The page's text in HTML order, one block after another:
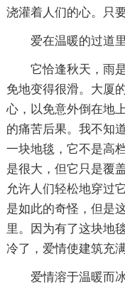
浇灌着人们的心。只
爱在温暖的过道里
它恰逢秋天，雨
免地变得很滑。大厦
心，以免意外倒在地
的痛苦后果。我不知
一块地毯，它不是高
是很大，但它只是覆
允许人们轻松地穿过
是如此的奇怪，但是
里。因为有了这块地
冷了，爱情使建筑充
爱情溶于温暖而